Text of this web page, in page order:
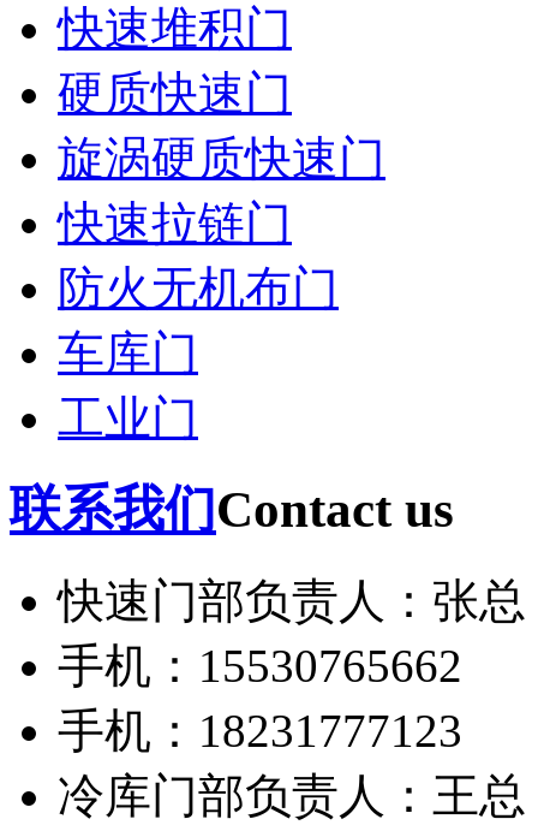
快速堆积门
硬质快速门
旋涡硬质快速门
快速拉链门
防火无机布门
车库门
工业门
联系我们Contact us
快速门部负责人：张总
手机：15530765662
手机：18231777123
冷库门部负责人：王总